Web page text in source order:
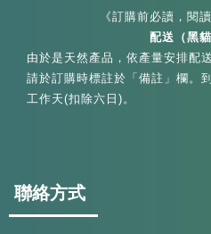
《訂購前必讀，閱
配送（黑貓
由於是天然產品，依產量安排配
請於訂購時標註於「備註」欄。
工作天(扣除六日)。
聯絡方式